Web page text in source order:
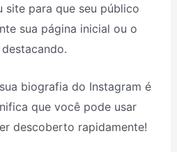
site para que seu público
sua página inicial ou o
biografia do Instagram é
que você pode usar
descoberto rapidamente!